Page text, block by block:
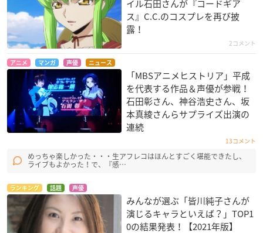
イル石田さんが『コードギア
ス』C.C.のコスプレを再び披
露！
2コメント
アニメ マンガ 声優 ニュース
「MBSアニメヒストリア」平成
を代表する作品＆声優が参戦！
石田彰さん、神谷浩史さん、坂
本真綾さんらサプライズ出演の
連続
13コメント
めっちゃ楽しかった・・・生アフレコはほんとすごく堪能できたし、
ライブもよかった！で、『感…
ランキング 話題 声優
みんなが選ぶ「皆川純子さんが
演じるキャラといえば？」TOP1
0の結果発表！【2021年版】